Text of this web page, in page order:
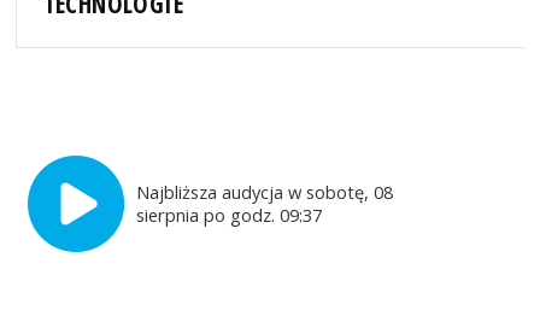
Najbliższa audycja w sobotę, 08
sierpnia po godz. 09:37